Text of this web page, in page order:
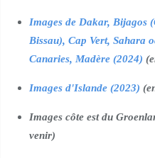
Images de Dakar, Bijagos
Bissau), Cap Vert, Sahara
Canaries, Madère (2024)
Images d'Islande (2023)
Images côte est du
venir)